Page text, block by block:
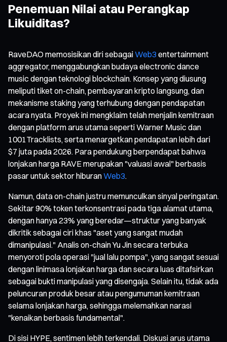
Penemuan Nilai atau Perangkap
Likuiditas?
RaveDAO memosisikan diri sebagaiWeb3 entertainment
aggregator, menggabungkan budaya electronic dance
music dengan teknologi blockchain. Konsep yang diusung
meliputi tiket on-chain, pembayaran kripto langsung, dan
mekanisme staking yang terhubung dengan pendapatan
acara nyata. Proyek ini mengklaim telah menjalin kemitraan
dengan platform arus utama seperti Warner Music dan
1001Tracklists, serta menargetkan pendapatan lebih dari
$7 juta pada 2026. Para pendukung berpendapat bahwa
lonjakan harga RAVE merupakan "valuasi awal" berbasis
pasar untuk sektor hiburanWeb3.
Namun, data on-chain justru memunculkan sinyal peringatan.
Sekitar 90% token terkonsentrasi pada tiga alamat utama,
dengan hanya 23% yang beredar—struktur yang banyak
dikritik sebagai ciri khas "aset yang sangat mudah
dimanipulasi." Analis on-chain Yu Jin secara terbuka
menyoroti pola operasi "jual lalu pompa", yang sangat sesuai
dengan linimasa lonjakan harga dan secara luas ditafsirkan
sebagai bukti manipulasi yang disengaja. Selain itu, tidak ada
peluncuran produk besar atau pengumuman kemitraan
selama lonjakan harga, sehingga melemahkan narasi
"kenaikan berbasis fundamental".
Di sisi HYPE, sentimen lebih terkendali. Diskusi arus utama